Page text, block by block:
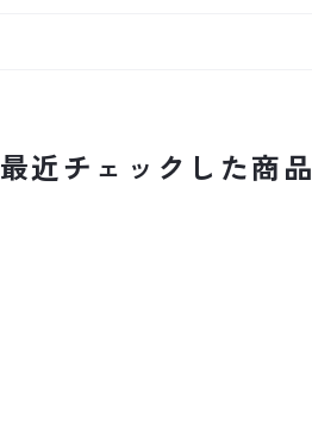
最近チェックした商品